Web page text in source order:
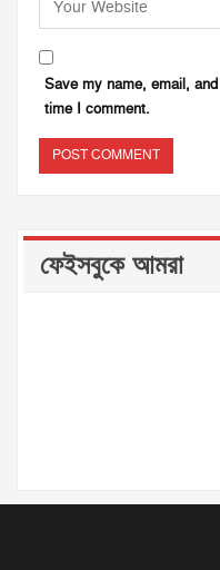
Save my name, email,
time I comment.
ফেইসবুকে আমরা